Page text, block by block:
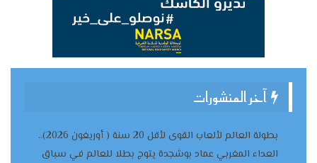
آخر المنشورات
بطولة العالم لألعاب القوى لأقل 20 سنة ( أوريغون 2026)..
العداء المغربي عماد بوشجدة يتوج بطلا للعالم في سباق